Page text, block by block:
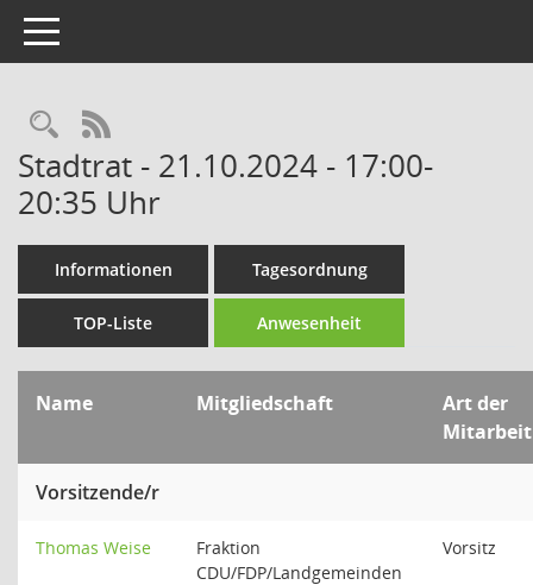
Toggle navigation
Rechercheauswahl
RSS-Feed
Stadtrat - 21.10.2024 - 17:00-
20:35 Uhr
Informationen Tagesordnung
TOP-Liste Anwesenheit
Name Mitgliedschaft
Art der
Mitarbeit
Vorsitzende/r
Thomas Weise
Fraktion
CDU/FDP/Landgemeinden
Vorsitz